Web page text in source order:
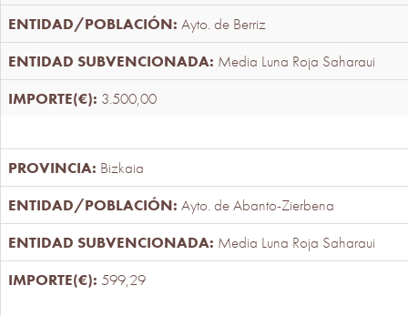
Ayto. de Berriz
Media Luna Roja Saharaui
3.500,00
Bizkaia
Ayto. de Abanto-Zierbena
Media Luna Roja Saharaui
599,29